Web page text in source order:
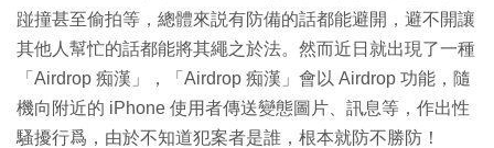
踫撞甚至偷拍等，總體來説有防備的話都能避開，避不開讓
其他人幫忙的話都能將其繩之於法。然而近日就出現了一種
「Airdrop 痴漢」，「Airdrop 痴漢」會以 Airdrop 功能，隨
機向附近的 iPhone 使用者傳送變態圖片、訊息等，作出性
騷擾行爲，由於不知道犯案者是誰，根本就防不勝防！